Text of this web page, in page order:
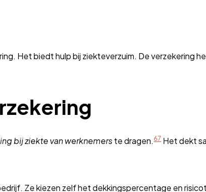
Het biedt hulp bij ziekteverzuim. De verzekering
bij ziekte van werknemerste dragen. 67 Het dekt
Ze kiezen zelf het dekkingspercentage en